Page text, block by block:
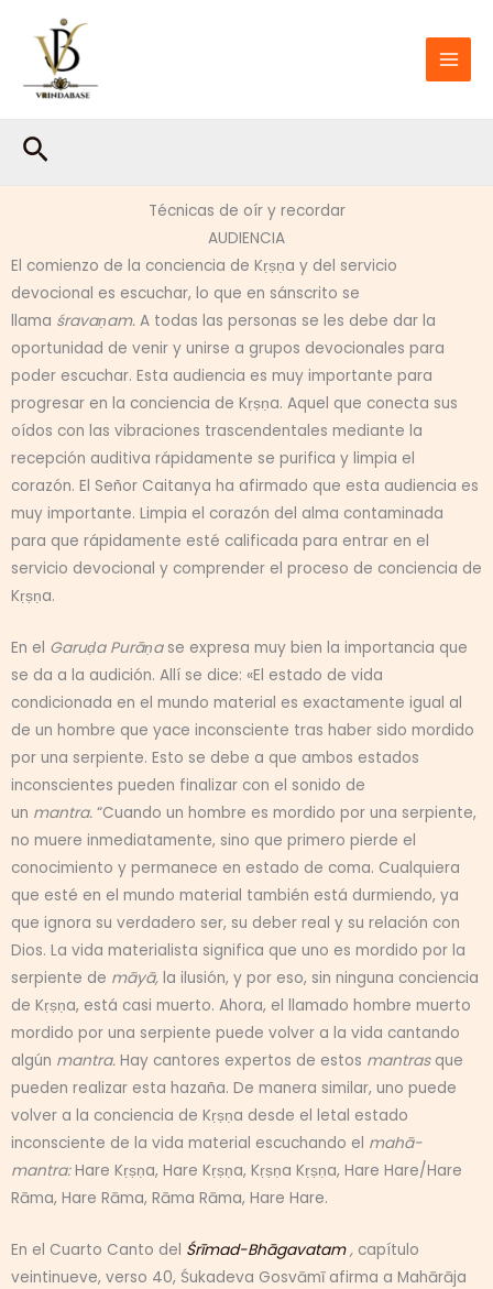
contenido
Buscar
Técnicas de oír y recordar
AUDIENCIA
El comienzo de la conciencia de Kṛṣṇa y del servicio
devocional es escuchar, lo que en sánscrito se
llama śravaṇam. A todas las personas se les debe dar la
oportunidad de venir y unirse a grupos devocionales para
poder escuchar. Esta audiencia es muy importante para
progresar en la conciencia de Kṛṣṇa. Aquel que conecta sus
oídos con las vibraciones trascendentales mediante la
recepción auditiva rápidamente se purifica y limpia el
corazón. El Señor Caitanya ha afirmado que esta audiencia es
muy importante. Limpia el corazón del alma contaminada
para que rápidamente esté calificada para entrar en el
servicio devocional y comprender el proceso de conciencia de
Kṛṣṇa.
En el Garuḍa Purāṇase expresa muy bien la importancia que
se da a la audición. Allí se dice: «El estado de vida
condicionada en el mundo material es exactamente igual al
de un hombre que yace inconsciente tras haber sido mordido
por una serpiente. Esto se debe a que ambos estados
inconscientes pueden finalizar con el sonido de
un mantra. “Cuando un hombre es mordido por una serpiente,
no muere inmediatamente, sino que primero pierde el
conocimiento y permanece en estado de coma. Cualquiera
que esté en el mundo material también está durmiendo, ya
que ignora su verdadero ser, su deber real y su relación con
Dios. La vida materialista significa que uno es mordido por la
serpiente de māyā, la ilusión, y por eso, sin ninguna conciencia
de Kṛṣṇa, está casi muerto. Ahora, el llamado hombre muerto
mordido por una serpiente puede volver a la vida cantando
algún mantra. Hay cantores expertos de estos mantrasque
pueden realizar esta hazaña. De manera similar, uno puede
volver a la conciencia de Kṛṣṇa desde el letal estado
inconsciente de la vida material escuchando el mahā-
mantra:Hare Kṛṣṇa, Hare Kṛṣṇa, Kṛṣṇa Kṛṣṇa, Hare Hare/Hare
Rāma, Hare Rāma, Rāma Rāma, Hare Hare.
En el Cuarto Canto del Śrīmad-Bhāgavatam, capítulo
veintinueve, verso 40, Śukadeva Gosvāmī afirma a Mahārāja